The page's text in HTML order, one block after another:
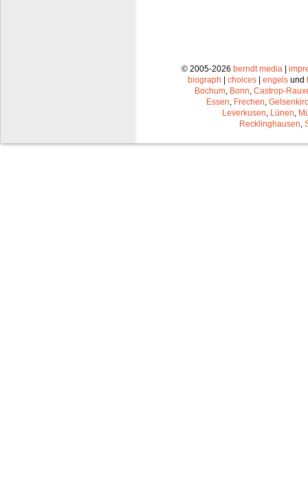
© 2005-2026 berndt media |
biograph | choices | engels und
Bochum Bonn Castrop-
Essen Frechen
Leverkusen Lünen
Recklinghausen